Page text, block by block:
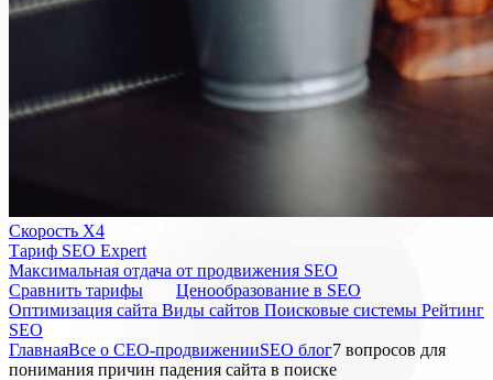
Скорость Х4
Тариф SEO Expert
Максимальная отдача от продвижения SEO
Cравнить тарифы
Ценообразование в SEO
Оптимизация сайта Виды сайтов Поисковые системы Рейтинг
SEO
ГлавнаяВсе о СЕО-продвиженииSEO блог7 вопросов для
понимания причин падения сайта в поиске